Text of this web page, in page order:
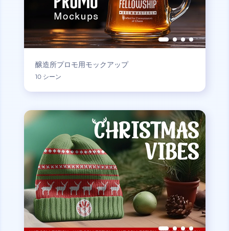
醸造所プロモ用モックアップ
10 シーン